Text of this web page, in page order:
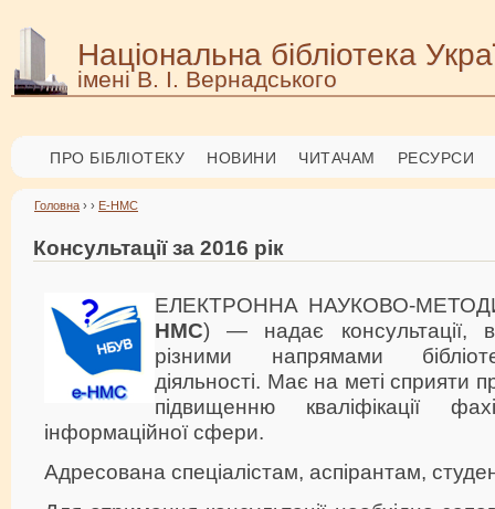
Національна бібліотека
імені В. І. Вернадського
ПРО БІБЛІОТЕКУ НОВИНИ ЧИТАЧАМ РЕСУРСИ
Головна › › Е-НМС
Консультації за 2016 рік
ЕЛЕКТРОННА НАУКОВО-
НМС) — надає консультації,
різними напрямами
діяльності. Має на меті сприяти
підвищенню кваліфікації
інформаційної сфери.
Адресована спеціалістам, аспірантам,